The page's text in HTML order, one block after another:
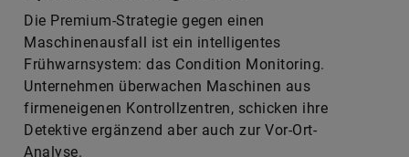
Die Premium-Strategie gegen einen
Maschinenausfall ist ein intelligentes
Frühwarnsystem: das Condition Monitoring.
Unternehmen überwachen Maschinen aus
firmeneigenen Kontrollzentren, schicken ihre
Detektive ergänzend aber auch zur Vor-Ort-
Analyse.